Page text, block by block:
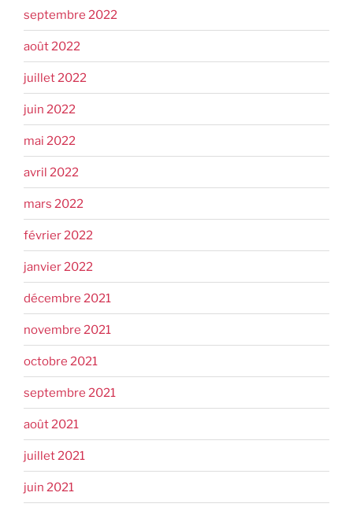
septembre 2022
août 2022
juillet 2022
juin 2022
mai 2022
avril 2022
mars 2022
février 2022
janvier 2022
décembre 2021
novembre 2021
octobre 2021
septembre 2021
août 2021
juillet 2021
juin 2021